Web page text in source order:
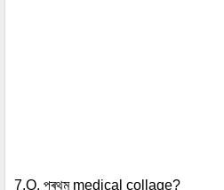
7.Q. প্ৰথম medical collage?